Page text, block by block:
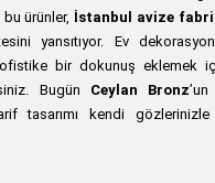
ürünler, İstanbul avize
yansıtıyor. Ev
bir dokunuş eklemek
Bugün Ceylan Bronz
tasarımı kendi